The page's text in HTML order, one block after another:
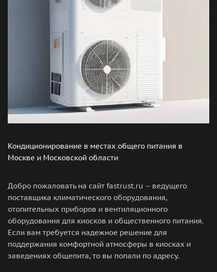
Кондиционирование в местах общего питания в
Москве и Московской области
Добро пожаловать на сайт fastrust.ru – ведущего
поставщика климатического оборудования,
отопительных приборов и вентиляционного
оборудования для киосков и общественного питания.
Если вам требуется надежное решение для
поддержания комфортной атмосферы в киосках и
заведениях общепита, то вы попали по адресу.